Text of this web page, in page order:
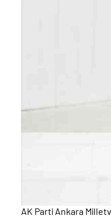
AK Parti Ankara